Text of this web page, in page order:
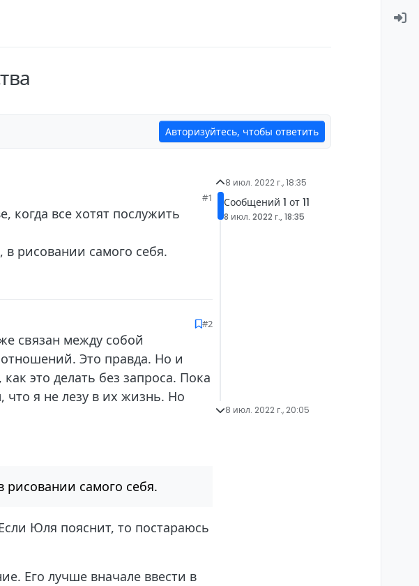
Авторизуйтесь, чтобы ответить
#1
когда все хотят послужить
в рисовании самого себя.
#2
связан между собой
Это правда. Но и
это делать без запроса. Пока
что я не лезу в их жизнь. Но
рисовании самого себя.
Юля пояснит, то постараюсь
Его лучше вначале ввести в
8 июл. 2022 г., 18:35
Сообщений 1 от 11
8 июл. 2022 г., 18:35
8 июл. 2022 г., 20:05